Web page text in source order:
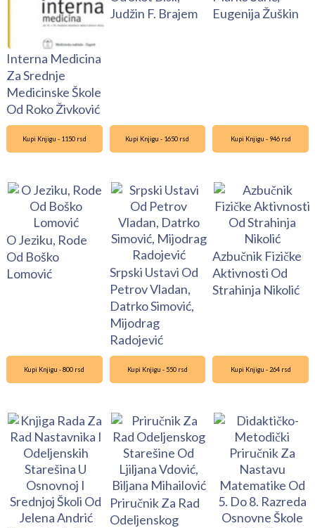
Interna Medicina
Za Srednje
Medicinske Škole
Od Roko Živković
Judžin F. Brajem
Eugenija Žuškin
Kupi Knjigu - 1150 rsd
O Jeziku, Rode
Od Boško
Lomović
Kupi Knjigu - 1650 rsd
Srpski Ustavi Od
Petrov Vladan,
Datrko Simović,
Mijodrag
Radojević
Kupi Knjigu - 946 rsd
Azbučnik Fizičke
Aktivnosti Od
Strahinja Nikolić
Kupi Knjigu - 800 rsd Kupi Knjigu - 550 rsd
Priručnik Za Rad
Odeljenskog
Kupi Knjigu - 264 rsd